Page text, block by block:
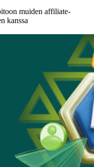
muiden affiliate-
kanssa